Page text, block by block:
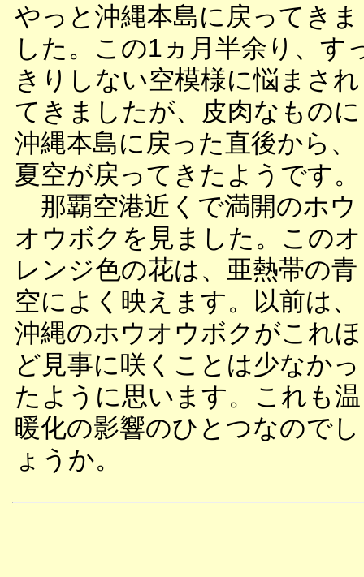
やっと沖縄本島に戻ってきま
した。この1ヵ月半余り、す
きりしない空模様に悩まされ
てきましたが、皮肉なものに
沖縄本島に戻った直後から、
夏空が戻ってきたようです。
那覇空港近くで満開のホウ
オウボクを見ました。このオ
レンジ色の花は、亜熱帯の青
空によく映えます。以前は、
沖縄のホウオウボクがこれほ
ど見事に咲くことは少なかっ
たように思います。これも温
暖化の影響のひとつなのでし
ょうか。